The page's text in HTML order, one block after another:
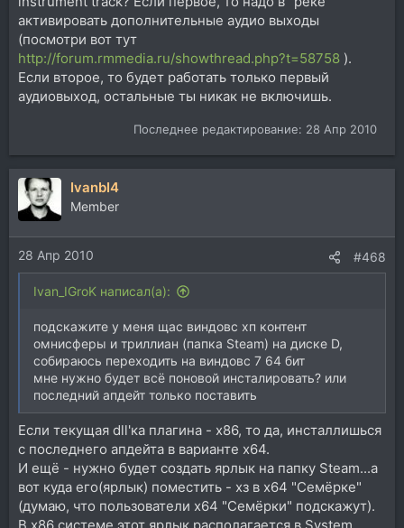
активировать дополнительные аудио выходы
(посмотри вот тут
http://forum.rmmedia.ru/showthread.php?t=58758 ).
Если второе, то будет работать только первый
аудиовыход, остальные ты никак не включишь.
Последнее редактирование: 28 Апр 2010
IvanbI4
Member
28 Апр 2010 #468
Ivan_IGroK написал(а):
подскажите у меня щас виндовс хп контент
омнисферы и триллиан (папка Steam) на диске D,
собираюсь переходить на виндовс 7 64 бит
мне нужно будет всё поновой инсталировать? или
последний апдейт только поставить
Если текущая dll'ка плагина - х86, то да, инсталлишься
с последнего апдейта в варианте х64.
И ещё - нужно будет создать ярлык на папку Steam...а
вот куда его(ярлык) поместить - хз в х64 "Семёрке"
(думаю, что пользователи х64 "Семёрки" подскажут).
В х86 системе этот ярлык располагается в System